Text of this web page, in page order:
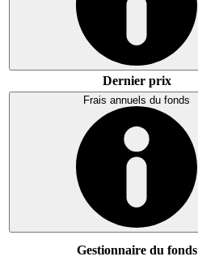
Dernier prix
Frais annuels du fonds
Gestionnaire du fonds